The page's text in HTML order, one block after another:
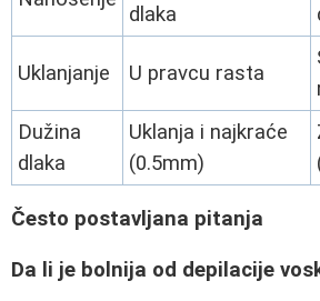
dlaka
Uklanjanje U pravcu rasta
Dužina
dlaka
Uklanja i najkraće
(0.5mm)
Često postavljana pitanja
Da li je bolnija od depilacije